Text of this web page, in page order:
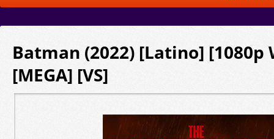
Batman (2022) [Latino] [1080p
[MEGA] [VS]